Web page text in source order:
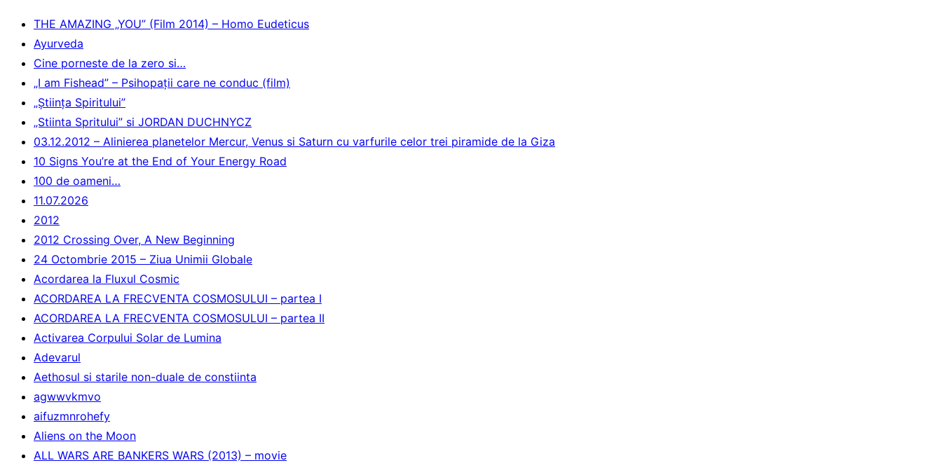
THE AMAZING „YOU” (Film 2014) – Homo Eudeticus
Ayurveda
Cine porneste de la zero si…
„I am Fishead” – Psihopații care ne conduc (film)
„Ştiinţa Spiritului”
„Stiinta Spritului” si JORDAN DUCHNYCZ
03.12.2012 – Alinierea planetelor Mercur, Venus si Saturn cu varfurile celor trei piramide de la Giza
10 Signs You’re at the End of Your Energy Road
100 de oameni…
11.07.2026
2012
2012 Crossing Over, A New Beginning
24 Octombrie 2015 – Ziua Unimii Globale
Acordarea la Fluxul Cosmic
ACORDAREA LA FRECVENTA COSMOSULUI – partea I
ACORDAREA LA FRECVENTA COSMOSULUI – partea II
Activarea Corpului Solar de Lumina
Adevarul
Aethosul si starile non-duale de constiinta
agwwvkmvo
aifuzmnrohefy
Aliens on the Moon
ALL WARS ARE BANKERS WARS (2013) – movie